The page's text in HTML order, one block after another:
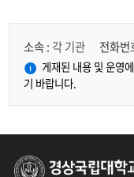
소속 : 각 기관 전화번
게재된 내용 및 운영
기 바랍니다.